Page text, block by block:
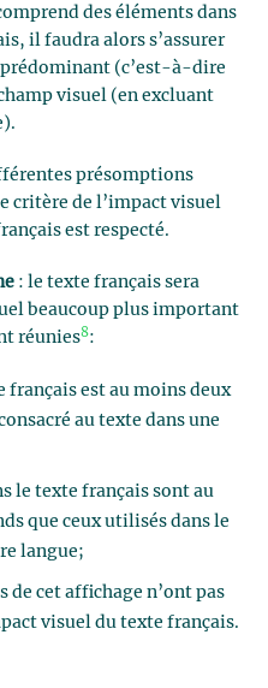
des éléments dans
il faudra alors s’assurer
(c’est-à-dire
visuel (en excluant
présomptions
critère de l’impact visuel
est respecté.
: le texte français sera
beaucoup plus important
réunies8:
français est au moins deux
au texte dans une
le texte français sont au
que ceux utilisés dans le
langue;
de cet affichage n’ont pas
visuel du texte français.